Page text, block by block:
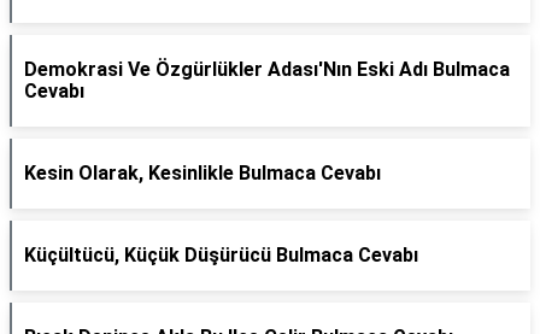
Demokrasi Ve Özgürlükler Adası'Nın Eski Adı Bulmaca
Cevabı
Kesin Olarak, Kesinlikle Bulmaca Cevabı
Küçültücü, Küçük Düşürücü Bulmaca Cevabı